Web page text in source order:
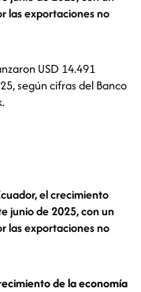
las exportaciones no
USD 14.491
según cifras del Banco
el crecimiento
junio de 2025, con un
las exportaciones no
de la economía